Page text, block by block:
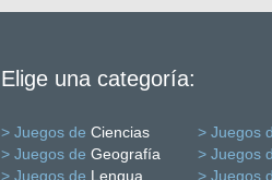
Elige una categoría:
> Juegos de Ciencias
> Juegos
> Juegos de Geografía
> Juegos
> Juegos de Lengua > Juegos